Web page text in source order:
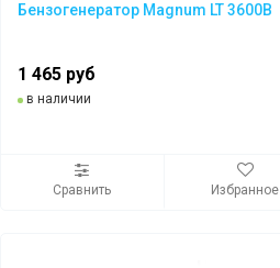
Бензогенератор Magnum LT 3600B
1 465 руб
в наличии
Сравнить Избранное